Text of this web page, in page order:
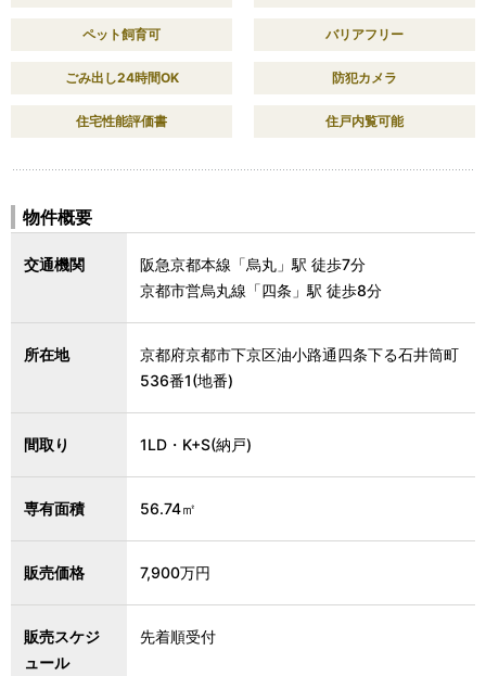
ペット飼育可 バリアフリー
ごみ出し24時間OK 防犯カメラ
住宅性能評価書 住戸内覧可能
物件概要
交通機関
阪急京都本線「烏丸」駅 徒歩7分
京都市営烏丸線「四条」駅 徒歩8分
所在地
京都府京都市下京区油小路通四条下る石井筒町
536番1(地番)
間取り 1LD・K+S(納戸)
専有面積 56.74㎡
販売価格 7,900万円
販売スケジ
ュール
先着順受付